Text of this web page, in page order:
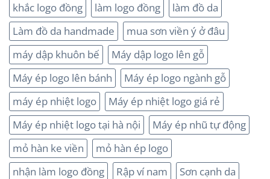
khắc logo đồng
làm logo đồng
làm đồ da
Làm đồ da handmade
mua sơn viền ý ở đâu
máy dập khuôn bế
Máy dập logo lên gỗ
Máy ép logo lên bánh
Máy ép logo ngành gỗ
máy ép nhiệt logo
Máy ép nhiệt logo giá rẻ
Máy ép nhiệt logo tại hà nội
Máy ép nhũ tự động
mỏ hàn ke viền
mỏ hàn ép logo
nhận làm logo đồng
Rập ví nam
Sơn cạnh da